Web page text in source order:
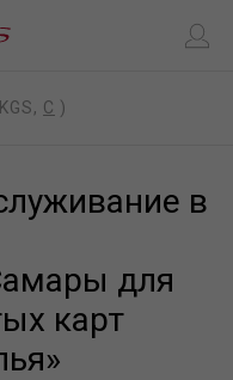
KY ( KGS, C )
в
для
карт